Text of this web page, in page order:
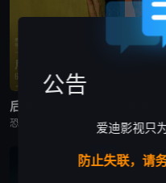
高清中字
后室
恐怖片《后室》又名：后室(电影版),边缘空间：电影,嚇房(港),嚇房(戏院独家加长版),Backrooms: Everything Must Go Edition w,Bonus Footage,Ba
剧情
公告
爱迪影视只
防止失联，请